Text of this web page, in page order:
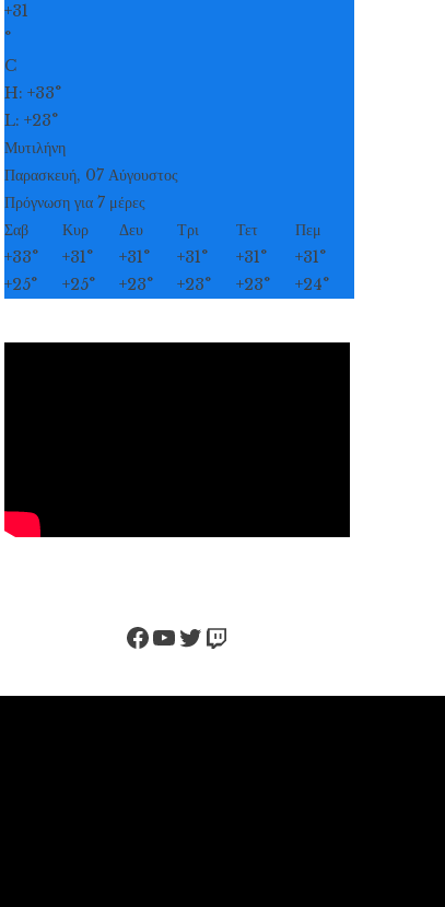
+31
°
C
H:+33°
L:+23°
Μυτιλήνη
Παρασκευή, 07 Αύγουστος
Πρόγνωση για 7 μέρες
Σαβ
Κυρ Δευ Τρι Τετ
Πεμ
+33° +31° +31° +31° +31° +31°
+25° +25° +23° +23° +23° +24°
Facebook
YouTube
Twitter
Twitch